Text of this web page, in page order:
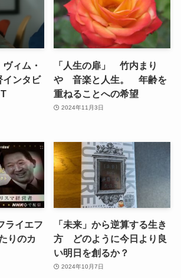
ィム・
インタビ
「人生の扉」 竹内まり
や 音楽と人生。 年齢を
重ねることへの希望
2024年11月3日
ライエフ
りのカ
「未来」から逆算する生き
方 どのように今日より良
い明日を創るか？
2024年10月7日